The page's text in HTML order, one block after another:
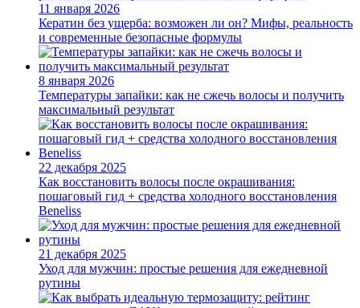
11 января 2026
Кератин без ущерба: возможен ли он? Мифы, реальность
и современные безопасные формулы
8 января 2026
Температуры запайки: как не сжечь волосы и получить
максимальный результат
22 декабря 2025
Как восстановить волосы после окрашивания:
пошаговый гид + средства холодного восстановления
Beneliss
21 декабря 2025
Уход для мужчин: простые решения для ежедневной
рутины